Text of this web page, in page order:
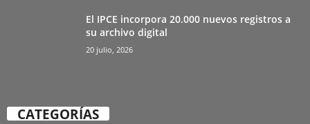
El IPCE incorpora 20.000 nuevos registros a
su archivo digital
20 julio, 2026
CATEGORÍAS